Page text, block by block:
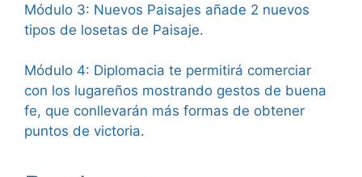
Módulo 3: Nuevos Paisajes añade 2 nuevos
tipos de losetas de Paisaje.
Módulo 4: Diplomacia te permitirá comerciar
con los lugareños mostrando gestos de buena
fe, que conllevarán más formas de obtener
puntos de victoria.